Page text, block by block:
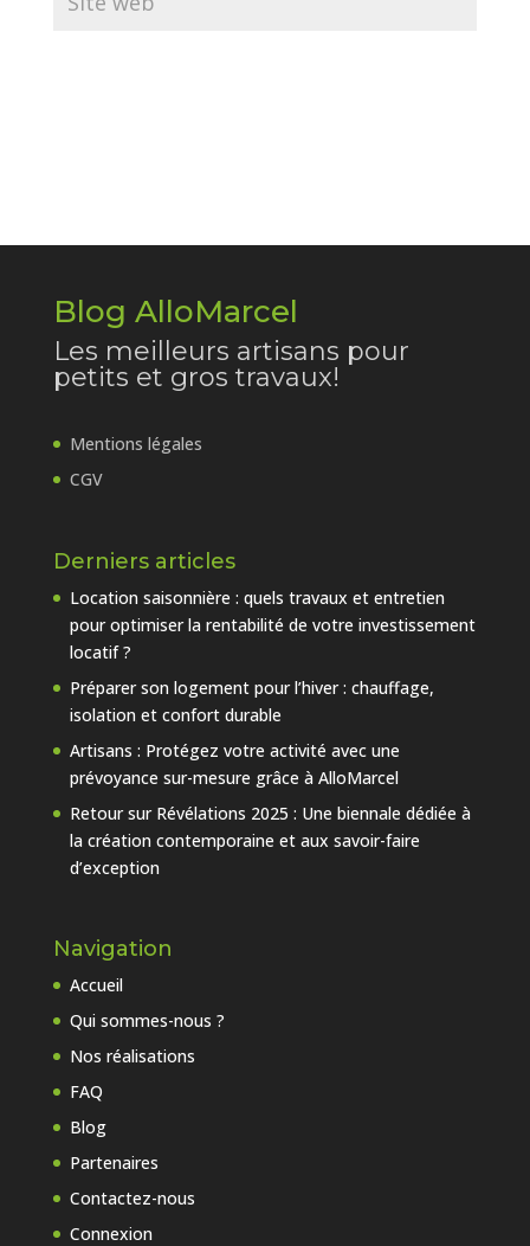
Blog AlloMarcel
Les meilleurs artisans pour
petits et gros travaux!
Mentions légales
CGV
Derniers articles
Location saisonnière : quels travaux et entretien
pour optimiser la rentabilité de votre investissement
locatif ?
Préparer son logement pour l’hiver : chauffage,
isolation et confort durable
Artisans : Protégez votre activité avec une
prévoyance sur-mesure grâce à AlloMarcel
Retour sur Révélations 2025 : Une biennale dédiée à
la création contemporaine et aux savoir-faire
d’exception
Navigation
Accueil
Qui sommes-nous ?
Nos réalisations
FAQ
Blog
Partenaires
Contactez-nous
Connexion